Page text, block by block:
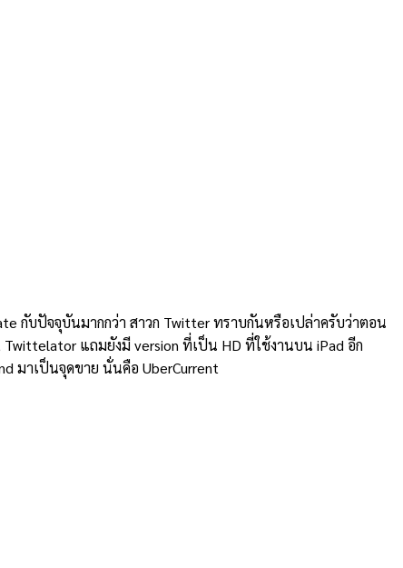
กับปัจจุบันมากกว่า สาวก Twitter ทราบกันหรือเปล่าครับว่าตอน
แถมยังมี version ที่เป็น HD ที่ใช้งานบน iPad อีก
มาเป็นจุดขาย นั่นคือ UberCurrent